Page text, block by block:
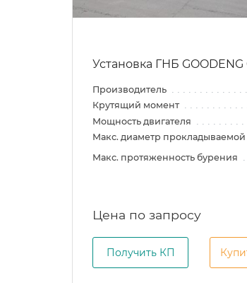
Установка ГНБ GOODENG
Производитель
Крутящий момент
Мощность двигателя
Макс. диаметр прокладываемой
Макс. протяженность бурения
Цена по запросу
Получить КП